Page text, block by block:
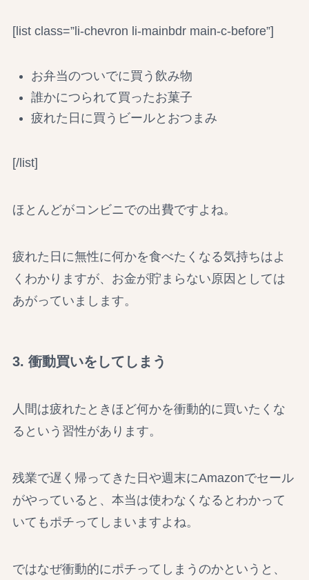
[list class=”li-chevron li-mainbdr main-c-before”]
お弁当のついでに買う飲み物
誰かにつられて買ったお菓子
疲れた日に買うビールとおつまみ
[/list]
ほとんどがコンビニでの出費ですよね。
疲れた日に無性に何かを食べたくなる気持ちはよ
くわかりますが、お金が貯まらない原因としては
あがっていまします。
3. 衝動買いをしてしまう
人間は疲れたときほど何かを衝動的に買いたくな
るという習性があります。
残業で遅く帰ってきた日や週末にAmazonでセール
がやっていると、本当は使わなくなるとわかって
いてもポチってしまいますよね。
ではなぜ衝動的にポチってしまうのかというと、